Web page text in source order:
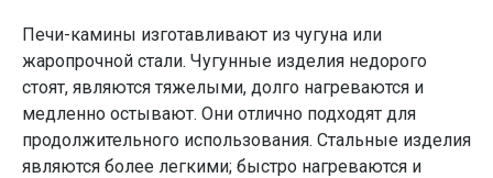
Печи-камины изготавливают из чугуна или
жаропрочной стали. Чугунные изделия недорого
стоят, являются тяжелыми, долго нагреваются и
медленно остывают. Они отлично подходят для
продолжительного использования. Стальные изделия
являются более легкими; быстро нагреваются и